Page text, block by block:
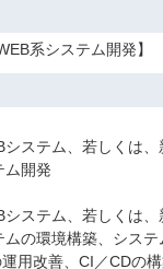
系システム開発】
システム、若しくは
ム開発
システム、若しくは
ムの環境構築、シス
用改善、CI／CDの